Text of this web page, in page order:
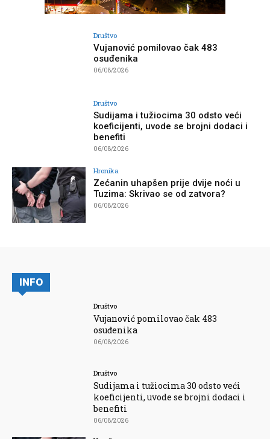
Društvo
Vujanović pomilovao čak 483
osuđenika
06/08/2026
Društvo
Sudijama i tužiocima 30 odsto veći
koeficijenti, uvode se brojni dodaci i
benefiti
06/08/2026
Hronika
Zećanin uhapšen prije dvije noći u
Tuzima: Skrivao se od zatvora?
06/08/2026
INFO
Društvo
Vujanović pomilovao čak 483
osuđenika
06/08/2026
Društvo
Sudijama i tužiocima 30 odsto veći
koeficijenti, uvode se brojni dodaci i
benefiti
06/08/2026